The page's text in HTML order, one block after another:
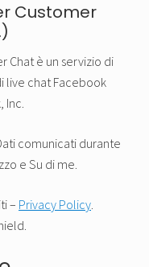
Customer
Chat è un servizio di
live chat Facebook
Inc.
comunicati durante
e Su di me.
– Privacy Policy.